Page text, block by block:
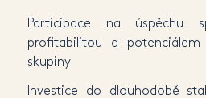
Participace na úspěchu
profitabilitou a potenciálem
skupiny
Investice do dlouhodobě